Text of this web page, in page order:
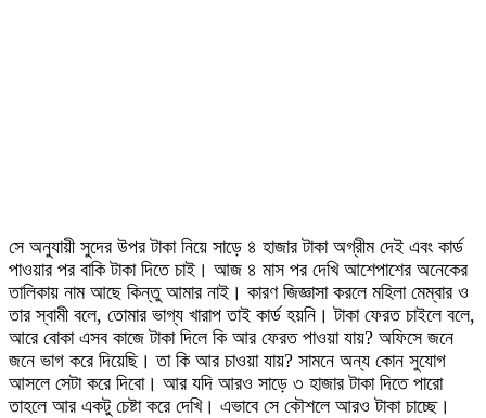
সে অনুযায়ী সুদের উপর টাকা নিয়ে সাড়ে ৪ হাজার টাকা অগ্রীম দেই এবং কার্ড
পাওয়ার পর বাকি টাকা দিতে চাই। আজ ৪ মাস পর দেখি আশেপাশের অনেকের
তালিকায় নাম আছে কিন্তু আমার নাই। কারণ জিজ্ঞাসা করলে মহিলা মেম্বার ও
তার স্বামী বলে, তোমার ভাগ্য খারাপ তাই কার্ড হয়নি। টাকা ফেরত চাইলে বলে,
আরে বোকা এসব কাজে টাকা দিলে কি আর ফেরত পাওয়া যায়? অফিসে জনে
জনে ভাগ করে দিয়েছি। তা কি আর চাওয়া যায়? সামনে অন্য কোন সুযোগ
আসলে সেটা করে দিবো। আর যদি আরও সাড়ে ৩ হাজার টাকা দিতে পারো
তাহলে আর একটু চেষ্টা করে দেখি। এভাবে সে কৌশলে আরও টাকা চাচ্ছে।